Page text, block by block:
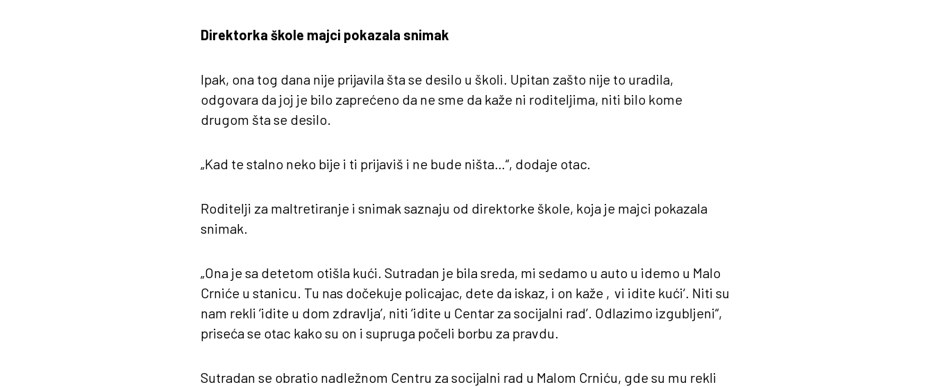
Direktorka škole majci pokazala snimak
Ipak, ona tog dana nije prijavila šta se desilo u školi. Upitan zašto nije to uradila,
odgovara da joj je bilo zaprećeno da ne sme da kaže ni roditeljima, niti bilo kome
drugom šta se desilo.
„Kad te stalno neko bije i ti prijaviš i ne bude ništa…“, dodaje otac.
Roditelji za maltretiranje i snimak saznaju od direktorke škole, koja je majci pokazala
snimak.
„Ona je sa detetom otišla kući. Sutradan je bila sreda, mi sedamo u auto u idemo u Malo
Crniće u stanicu. Tu nas dočekuje policajac, dete da iskaz, i on kaže ‚vi idite kući‘. Niti su
nam rekli ‘idite u dom zdravlja’, niti ‘idite u Centar za socijalni rad’. Odlazimo izgubljeni“,
priseća se otac kako su on i supruga počeli borbu za pravdu.
Sutradan se obratio nadležnom Centru za socijalni rad u Malom Crniću, gde su mu rekli